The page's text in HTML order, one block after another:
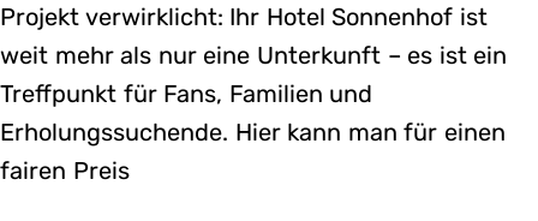
Projekt verwirklicht: Ihr Hotel Sonnenhof ist
weit mehr als nur eine Unterkunft – es ist ein
Treffpunkt für Fans, Familien und
Erholungssuchende. Hier kann man für einen
fairen Preis